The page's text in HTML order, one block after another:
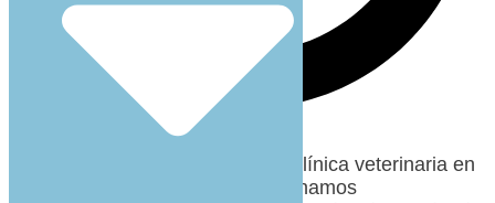
En nuestro día a día en nuestra clínica veterinaria en
Madrid, hay una frase que escuchamos